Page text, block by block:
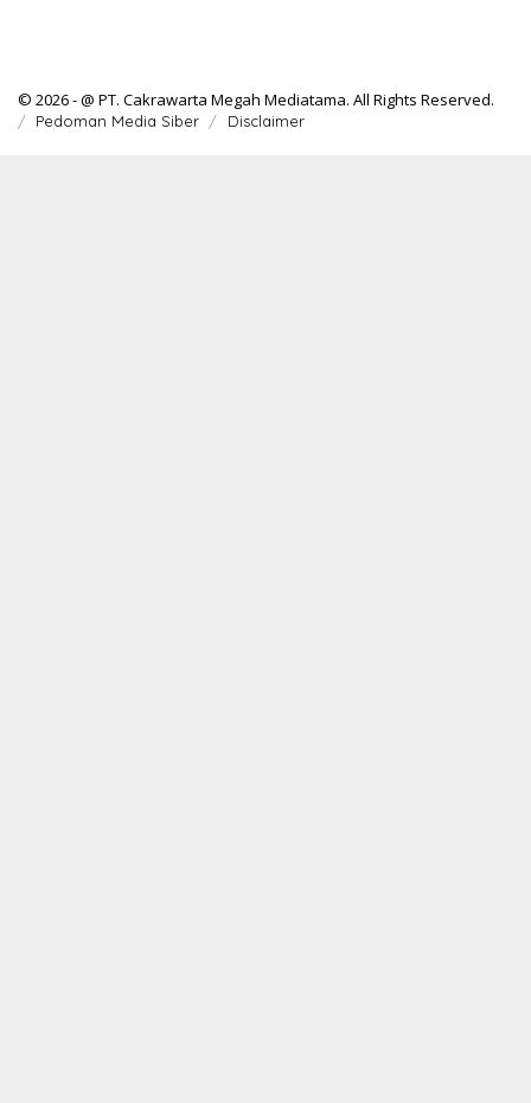
© 2026 - @ PT. Cakrawarta Megah Mediatama. All Rights Reserved.
Pedoman Media Siber Disclaimer